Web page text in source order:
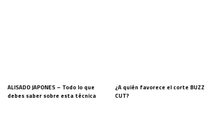
ALISADO JAPONES – Todo lo que
debes saber sobre esta técnica
¿A quién favorece el corte BUZZ
CUT?